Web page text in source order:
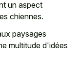
un aspect
chiennes.
paysages
multitude d'idées